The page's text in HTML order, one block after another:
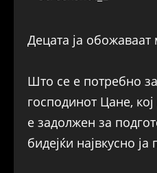
Децата ја
Што се е потребно
господинот Цане,
е задолжен за
бидејќи највкусно